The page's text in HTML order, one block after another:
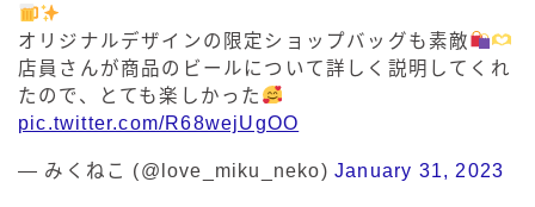
オリジナルデザインの限定ショップバッグも素敵
店員さんが商品のビールについて詳しく説明してくれ
たので、とても楽しかった
pic.twitter.com/R68wejUgOO
— みくねこ (@love_miku_neko) January 31, 2023